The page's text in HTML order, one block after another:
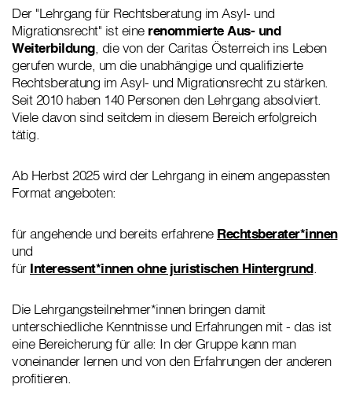
Der "Lehrgang für Rechtsberatung im Asyl- und
Migrationsrecht" ist eine renommierte Aus- und
Weiterbildung, die von der Caritas Österreich ins Leben
gerufen wurde, um die unabhängige und qualifizierte
Rechtsberatung im Asyl- und Migrationsrecht zu stärken.
Seit 2010 haben 140 Personen den Lehrgang absolviert.
Viele davon sind seitdem in diesem Bereich erfolgreich
tätig.
Ab Herbst 2025 wird der Lehrgang in einem angepassten
Format angeboten:
für angehende und bereits erfahrene Rechtsberater*innen
und
für Interessent*innen ohne juristischen Hintergrund.
Die Lehrgangsteilnehmer*innen bringen damit
unterschiedliche Kenntnisse und Erfahrungen mit - das ist
eine Bereicherung für alle: In der Gruppe kann man
voneinander lernen und von den Erfahrungen der anderen
profitieren.